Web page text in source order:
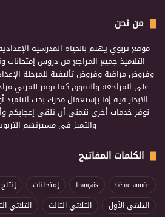
من نحن
موقع تربوي يهتم بالحياة المدرسية الإعدادية
التلاميذ جميع المراجع من دروس إمتحانات
وفروض مراقبة وفروض تأليفية للمرحلة
على المراجعة والتفوق كما يوفر للمربي
الابحار فيه إما بإستعمال محرك بحث
نوفر خدمات أخرى نتمنى أن تلقى إعجابكم
والتميز في مسيرتهم
الكلمات المفاتيح
6ème année
français إمتحانات
الثلاثي الأول
الثلاثي الثالث الثلاثي